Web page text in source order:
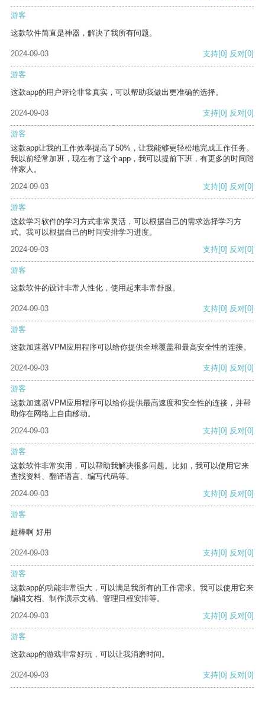
游客
这款软件简直是神器，解决了我所有问题。
2024-09-03 支持[0] 反对[0]
游客
这款app的用户评论非常真实，可以帮助我做出更准确的选择。
2024-09-03 支持[0] 反对[0]
游客
这款app让我的工作效率提高了50%，让我能够更轻松地完成工作任务。
我以前经常加班，现在有了这个app，我可以提前下班，有更多的时间陪
伴家人。
2024-09-03
支持[0] 反对[0]
游客
这款学习软件的学习方式非常灵活，可以根据自己的需求选择学习方
式。我可以根据自己的时间安排学习进度。
2024-09-03
支持[0] 反对[0]
游客
这款软件的设计非常人性化，使用起来非常舒服。
2024-09-03 支持[0] 反对[0]
游客
这款加速器VPM应用程序可以给你提供全球覆盖和最高安全性的连接。
2024-09-03 支持[0] 反对[0]
游客
这款加速器VPM应用程序可以给你提供最高速度和安全性的连接，并帮
助你在网络上自由移动。
2024-09-03
支持[0] 反对[0]
游客
这款软件非常实用，可以帮助我解决很多问题。比如，我可以使用它来
查找资料、翻译语言、编写代码等。
2024-09-03
支持[0] 反对[0]
游客
超棒啊 好用
2024-09-03 支持[0] 反对[0]
游客
这款app的功能非常强大，可以满足我所有的工作需求。我可以使用它来
编辑文档、制作演示文稿、管理日程安排等。
2024-09-03
支持[0] 反对[0]
游客
这款app的游戏非常好玩，可以让我消磨时间。
2024-09-03 支持[0] 反对[0]